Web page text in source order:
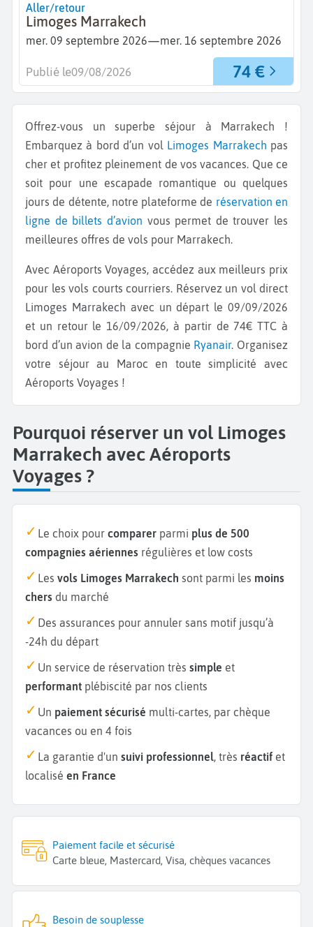
Aller/retour
Limoges Marrakech
mer. 09 septembre 2026—mer. 16 septembre 2026
74 €
Publié le09/08/2026
Offrez-vous un superbe séjour à Marrakech !
Embarquez à bord d’un vol Limoges Marrakech pas
cher et profitez pleinement de vos vacances. Que ce
soit pour une escapade romantique ou quelques
jours de détente, notre plateforme de réservation en
ligne de billets d’avion vous permet de trouver les
meilleures offres de vols pour Marrakech.
Avec Aéroports Voyages, accédez aux meilleurs prix
pour les vols courts courriers. Réservez un vol direct
Limoges Marrakech avec un départ le 09/09/2026
et un retour le 16/09/2026, à partir de 74€ TTC à
bord d’un avion de la compagnie Ryanair. Organisez
votre séjour au Maroc en toute simplicité avec
Aéroports Voyages !
Pourquoi réserver un vol Limoges
Marrakech avec Aéroports
Voyages ?
Le choix pour comparer parmi plus de 500
compagnies aériennes régulières et low costs
Les vols Limoges Marrakech sont parmi les moins
chers du marché
Des assurances pour annuler sans motif jusqu’à
-24h du départ
Un service de réservation très simple et
performant plébiscité par nos clients
Un paiement sécurisé multi-cartes, par chèque
vacances ou en 4 fois
La garantie d'un suivi professionnel, très réactif et
localisé en France
Paiement facile et sécurisé
Carte bleue, Mastercard, Visa, chèques vacances
Besoin de souplesse